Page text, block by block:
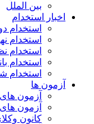
بین الملل
اخبار استخدام
استخدام
استخدام
استخدام
استخدام
آزمون ها
آزمون
آزمون
کانون